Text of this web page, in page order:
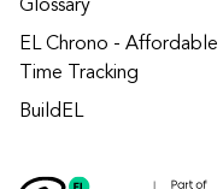
Glossary
EL Chrono - Affordable
Time Tracking
BuildEL